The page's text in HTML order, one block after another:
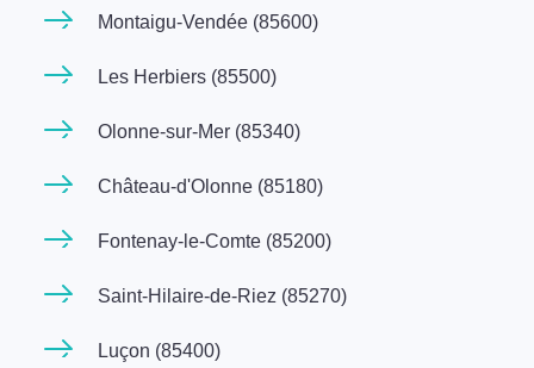
Montaigu-Vendée (85600)
Les Herbiers (85500)
Olonne-sur-Mer (85340)
Château-d'Olonne (85180)
Fontenay-le-Comte (85200)
Saint-Hilaire-de-Riez (85270)
Luçon (85400)